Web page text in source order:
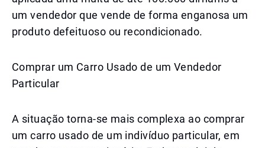
um vendedor que vende de forma enganosa um
produto defeituoso ou recondicionado.
Comprar um Carro Usado de um Vendedor
Particular
A situação torna-se mais complexa ao comprar
um carro usado de um indivíduo particular, em